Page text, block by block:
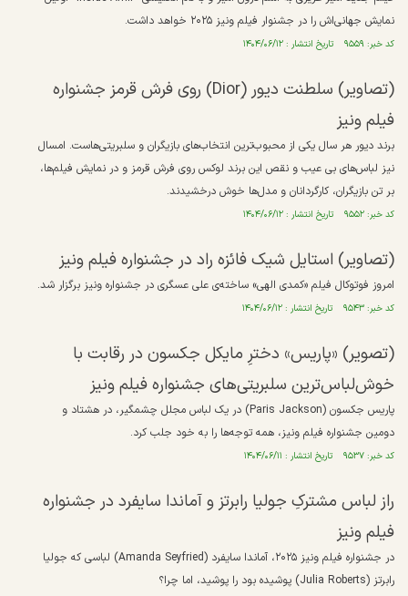
نمایش جهانی‌اش را در جشنوار فیلم ونیز ۲۰۲۵ خواهد داشت.
کد خبر: ۹۵۵۹ تاریخ انتشار : ۱۴۰۴/۰۶/۱۲
(تصاویر) سلطنت دیور (ِDior) روی فرش قرمز جشنواره
فیلم ونیز
برند دیور هر سال یکی از محبوب‌ترین انتخاب‌های بازیگران و سلبریتی‌هاست. امسال
نیز لباس‌های بی عیب و نقص این برند لوکس روی فرش قرمز و در نمایش فیلم‌ها،
بر تن بازیگران، کارگردانان و مدل‌ها خوش درخشیدند.
کد خبر: ۹۵۵۲ تاریخ انتشار : ۱۴۰۴/۰۶/۱۲
(تصاویر) استایل شیک فائزه راد در جشنواره فیلم ونیز
امروز فوتوکال فیلم «کمدی الهی» ساخته‌ی علی عسگری در جشنواره ونیز برگزار شد.
کد خبر: ۹۵۴۳ تاریخ انتشار : ۱۴۰۴/۰۶/۱۲
(تصویر) «پاریس» دخترِ مایکل جکسون در رقابت با
خوش‌لباس‌ترین سلبریتی‌های جشنواره فیلم ونیز
پاریس جکسون (Paris Jackson) در یک لباس مجلل چشمگیر، در هشتاد و
دومین جشنواره فیلم ونیز، همه توجه‌ها را به خود جلب کرد.
کد خبر: ۹۵۳۷ تاریخ انتشار : ۱۴۰۴/۰۶/۱۱
راز لباس مشترکِ جولیا رابرتز و آماندا سایفرد در جشنواره
فیلم ونیز
در جشنواره فیلم ونیز ۲۰۲۵، آماندا سایفرد (Amanda Seyfried) لباسی که جولیا
رابرتز (Julia Roberts) پوشیده بود را پوشید، اما چرا؟